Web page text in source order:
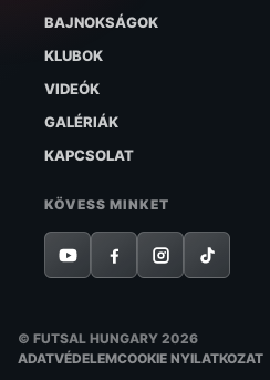
BAJNOKSÁGOK
KLUBOK
VIDEÓK
GALÉRIÁK
KAPCSOLAT
KÖVESS MINKET
© FUTSAL HUNGARY 2026
ADATVÉDELEMCOOKIE NYILATKOZAT